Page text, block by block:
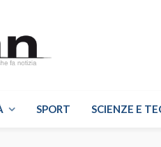
SPORT SCIENZE E